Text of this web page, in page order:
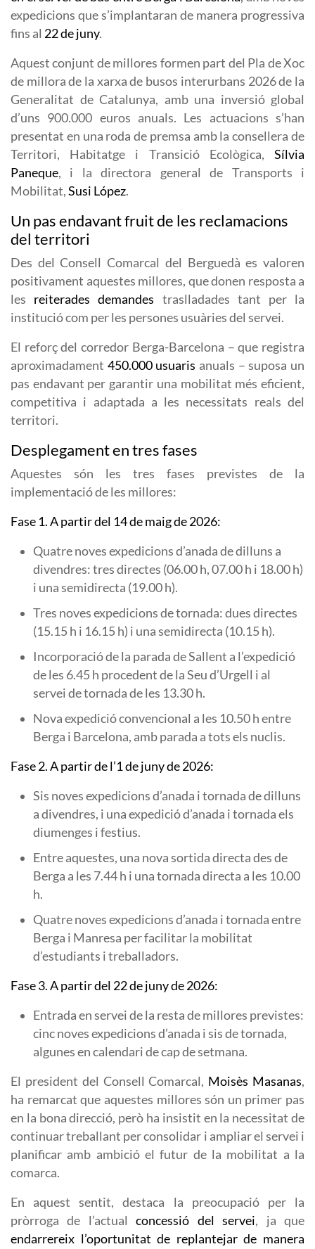
expedicions que s’implantaran de manera progressiva
fins al 22 de juny.
Aquest conjunt de millores formen part del Pla de Xoc
de millora de la xarxa de busos interurbans 2026 de la
Generalitat de Catalunya, amb una inversió global
d’uns 900.000 euros anuals. Les actuacions s’han
presentat en una roda de premsa amb la consellera de
Territori, Habitatge i Transició Ecològica, Sílvia
Paneque, i la directora general de Transports i
Mobilitat,Susi López.
Un pas endavant fruit de les reclamacions
del territori
Des del Consell Comarcal del Berguedà es valoren
positivament aquestes millores, que donen resposta a
les reiterades demandes traslladades tant per la
institució com per les persones usuàries del servei.
El reforç del corredor Berga-Barcelona – que registra
aproximadament 450.000 usuaris anuals – suposa un
pas endavant per garantir una mobilitat més eficient,
competitiva i adaptada a les necessitats reals del
territori.
Desplegament en tres fases
Aquestes són les tres fases previstes de la
implementació de les millores:
Fase 1. A partir del 14 de maig de 2026:
Quatre noves expedicions d’anada de dilluns a
divendres: tres directes (06.00 h, 07.00 h i 18.00 h)
i una semidirecta (19.00 h).
Tres noves expedicions de tornada: dues directes
(15.15 h i 16.15 h) i una semidirecta (10.15 h).
Incorporació de la parada de Sallent a l’expedició
de les 6.45 h procedent de la Seu d’Urgell i al
servei de tornada de les 13.30 h.
Nova expedició convencional a les 10.50 h entre
Berga i Barcelona, amb parada a tots els nuclis.
Fase 2. A partir de l’1 de juny de 2026:
Sis noves expedicions d’anada i tornada de dilluns
a divendres, i una expedició d’anada i tornada els
diumenges i festius.
Entre aquestes, una nova sortida directa des de
Berga a les 7.44 h i una tornada directa a les 10.00
h.
Quatre noves expedicions d’anada i tornada entre
Berga i Manresa per facilitar la mobilitat
d’estudiants i treballadors.
Fase 3. A partir del 22 de juny de 2026:
Entrada en servei de la resta de millores previstes:
cinc noves expedicions d’anada i sis de tornada,
algunes en calendari de cap de setmana.
El president del Consell Comarcal, Moisès Masanas,
ha remarcat que aquestes millores són un primer pas
en la bona direcció, però ha insistit en la necessitat de
continuar treballant per consolidar i ampliar el servei i
planificar amb ambició el futur de la mobilitat a la
comarca.
En aquest sentit, destaca la preocupació per la
pròrroga de l’actualconcessió del servei, ja que
endarrereix l’oportunitat de replantejar de manera